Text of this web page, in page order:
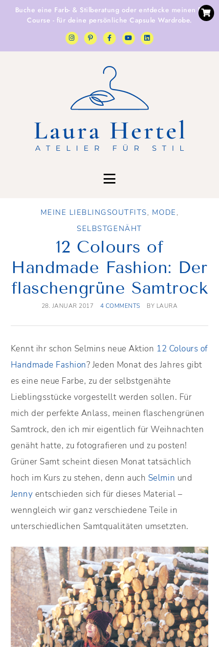
Buche eine Farb- & Stilberatung oder entdecke meinen E-
Course - für deine persönliche Capsule Wardrobe.
MEINE LIEBLINGSOUTFITS, MODE ,
SELBSTGENÄHT
12 Colours of
Handmade Fashion: Der
flaschengrüne Samtrock
28. JANUAR 2017 4 COMMENTS BY LAURA
Kennt ihr schon Selmins neue Aktion 12 Colours of
Handmade Fashion? Jeden Monat des Jahres gibt
es eine neue Farbe, zu der selbstgenähte
Lieblingsstücke vorgestellt werden sollen. Für
mich der perfekte Anlass, meinen flaschengrünen
Samtrock, den ich mir eigentlich für Weihnachten
genäht hatte, zu fotografieren und zu posten!
Grüner Samt scheint diesen Monat tatsächlich
hoch im Kurs zu stehen, denn auch Selmin und
Jenny entschieden sich für dieses Material –
wenngleich wir ganz verschiedene Teile in
unterschiedlichen Samtqualitäten umsetzten.